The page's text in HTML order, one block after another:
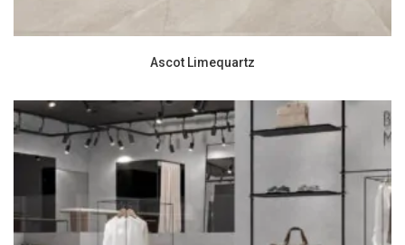
Ascot Limequartz